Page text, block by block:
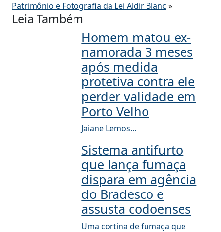
Patrimônio e Fotografia da Lei Aldir Blanc »
Leia Também
Homem matou ex-
namorada 3 meses
após medida
protetiva contra ele
perder validade em
Porto Velho
Jaiane Lemos...
Sistema antifurto
que lança fumaça
dispara em agência
do Bradesco e
assusta codoenses
Uma cortina de fumaça que